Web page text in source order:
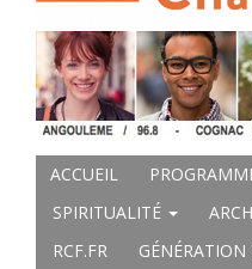
ACCUEIL
SPIRITUALITÉ
RCF.FR
GÉNÉRATION